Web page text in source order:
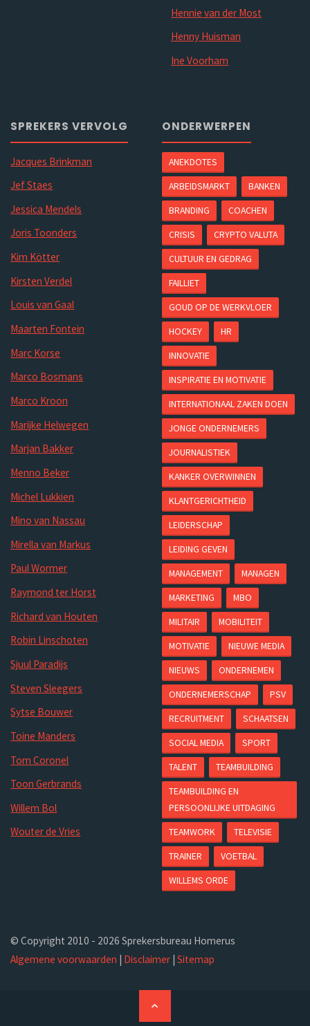
Hennie van der Most
Henny Huisman
Ine Voorham
SPREKERS VERVOLG
Jacques Brinkman
Jef Staes
Jessica Mendels
Joris Toonders
Kim Kötter
Kirsten Verdel
Louis van Gaal
Maarten Fontein
Marc Korse
Marco Bosmans
Marco Kroon
Marijke Helwegen
Marjan Bakker
Menno Beker
Michel Lukkien
Mino van Nassau
Mirella van Markus
Paul Wormer
Raymond ter Horst
Richard van Houten
Robin Linschoten
Sjuul Paradijs
Steven Sleegers
Sytse Bouwer
Toine Manders
Tom Coronel
Toon Gerbrands
Willem Bol
Wouter de Vries
ONDERWERPEN
ANEKDOTES
ARBEIDSMARKT
BANKEN
BRANDING
COACHEN
CRISIS
CRYPTO VALUTA
CULTUUR EN GEDRAG
FAILLIET
GOUD OP DE WERKVLOER
HOCKEY
HR
INNOVATIE
INSPIRATIE EN MOTIVATIE
INTERNATIONAAL ZAKEN DOEN
JONGE ONDERNEMERS
JOURNALISTIEK
KANKER OVERWINNEN
KLANTGERICHTHEID
LEIDERSCHAP
LEIDING GEVEN
MANAGEMENT
MANAGEN
MARKETING
MBO
MILITAIR
MOBILITEIT
MOTIVATIE
NIEUWE MEDIA
NIEUWS
ONDERNEMEN
ONDERNEMERSCHAP
PSV
RECRUITMENT
SCHAATSEN
SOCIAL MEDIA
SPORT
TALENT
TEAMBUILDING
TEAMBUILDING EN
PERSOONLIJKE UITDAGING
TEAMWORK
TELEVISIE
TRAINER
VOETBAL
WILLEMS ORDE
© Copyright 2010 - 2026 Sprekersbureau Homerus
Algemene voorwaarden | Disclaimer |Sitemap
Terug
naar